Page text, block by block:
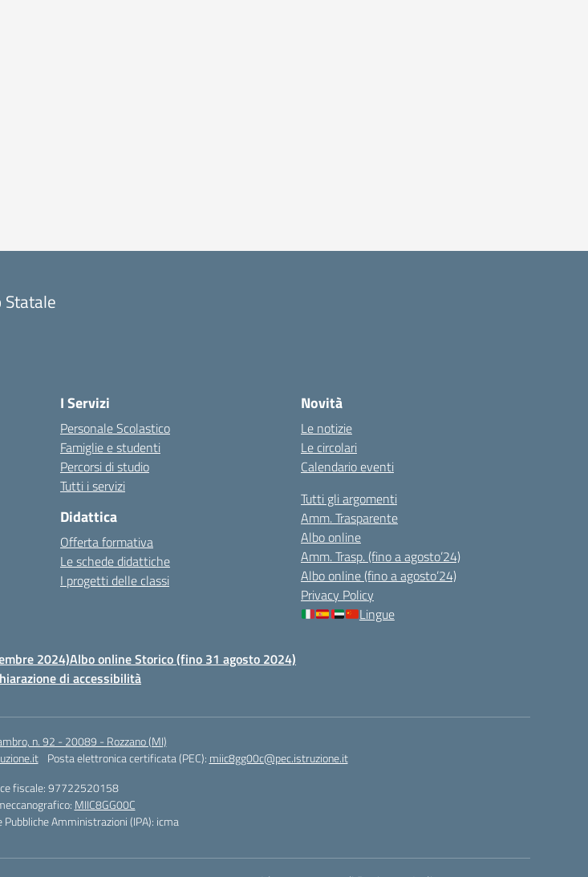
I Servizi
Personale Scolastico
Famiglie e studenti
Percorsi di studio
Tutti i servizi
Didattica
Offerta formativa
Le schede didattiche
I progetti delle classi
Novità
Le notizie
Le circolari
Calendario eventi
Tutti gli argomenti
Amm. Trasparente
Albo online
Amm. Trasp. (fino a agosto’24)
Albo online (fino a agosto’24)
Privacy Policy
Lingue
2024)Albo online Storico (fino 31 agosto 2024)
di accessibilità
n. 92 - 20089 - Rozzano (MI)
Posta elettronica certificata (PEC): miic8gg00c@pec.istruzione.it
fiscale: 97722520158
MIIC8GG00C
Pubbliche Amministrazioni (IPA): icma